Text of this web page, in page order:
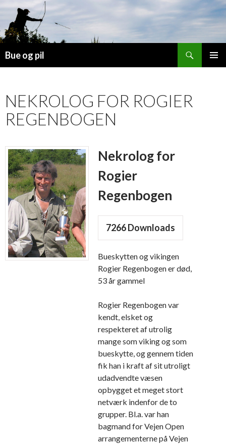
Bue og pil
NEKROLOG FOR ROGIER
REGENBOGEN
Nekrolog for
Rogier
Regenbogen
7266Downloads
Bueskytten og vikingen
Rogier Regenbogen er død,
53 år gammel
Rogier Regenbogen var
kendt, elsket og
respekteret af utrolig
mange som viking og som
bueskytte, og gennem tiden
fik han i kraft af sit utroligt
udadvendte væsen
opbygget et meget stort
netværk indenfor de to
grupper. Bl.a. var han
bagmand for Vejen Open
arrangementerne på Vejen